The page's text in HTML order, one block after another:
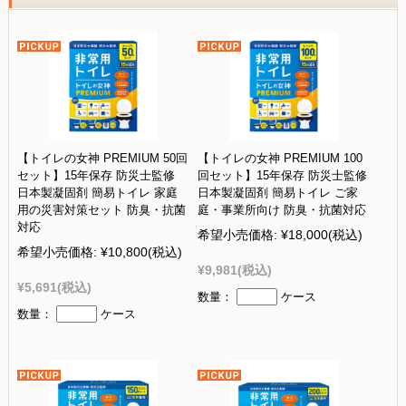
【トイレの女神 PREMIUM 50回
セット】15年保存 防災士監修
日本製凝固剤 簡易トイレ 家庭
用の災害対策セット 防臭・抗菌
対応
希望小売価格: ¥10,800(税込)
¥5,691(税込)
数量： ケース
【トイレの女神 PREMIUM 100
回セット】15年保存 防災士監修
日本製凝固剤 簡易トイレ ご家
庭・事業所向け 防臭・抗菌対応
希望小売価格: ¥18,000(税込)
¥9,981(税込)
数量： ケース